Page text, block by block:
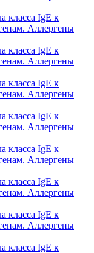
класса IgE к
Аллергены
класса IgE к
Аллергены
класса IgE к
Аллергены
класса IgE к
Аллергены
класса IgE к
Аллергены
класса IgE к
Аллергены
класса IgE к
Аллергены
класса IgE к